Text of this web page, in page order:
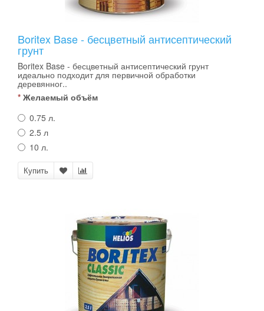
Boritex Base - бесцветный антисептический
грунт
Boritex Base - бесцветный антисептический грунт
идеально подходит для первичной обработки
деревянног..
Желаемый объём
0.75 л.
2.5 л
10 л.
Купить